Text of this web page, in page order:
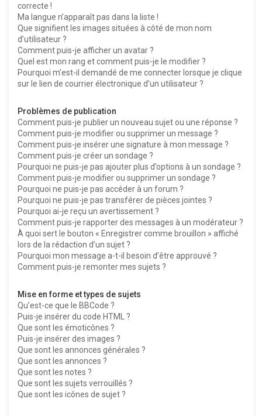
correcte !
Ma langue n’apparaît pas dans la liste !
Que signifient les images situées à côté de mon nom
d’utilisateur ?
Comment puis-je afficher un avatar ?
Quel est mon rang et comment puis-je le modifier ?
Pourquoi m’est-il demandé de me connecter lorsque je clique
sur le lien de courrier électronique d’un utilisateur ?
Problèmes de publication
Comment puis-je publier un nouveau sujet ou une réponse ?
Comment puis-je modifier ou supprimer un message ?
Comment puis-je insérer une signature à mon message ?
Comment puis-je créer un sondage ?
Pourquoi ne puis-je pas ajouter plus d’options à un sondage ?
Comment puis-je modifier ou supprimer un sondage ?
Pourquoi ne puis-je pas accéder à un forum ?
Pourquoi ne puis-je pas transférer de pièces jointes ?
Pourquoi ai-je reçu un avertissement ?
Comment puis-je rapporter des messages à un modérateur ?
À quoi sert le bouton « Enregistrer comme brouillon » affiché
lors de la rédaction d’un sujet ?
Pourquoi mon message a-t-il besoin d’être approuvé ?
Comment puis-je remonter mes sujets ?
Mise en forme et types de sujets
Qu’est-ce que le BBCode ?
Puis-je insérer du code HTML ?
Que sont les émoticônes ?
Puis-je insérer des images ?
Que sont les annonces générales ?
Que sont les annonces ?
Que sont les notes ?
Que sont les sujets verrouillés ?
Que sont les icônes de sujet ?